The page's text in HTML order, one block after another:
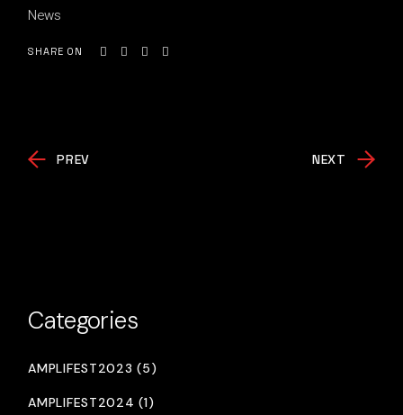
News
SHARE ON
PREV NEXT
Categories
AMPLIFEST2023 (5)
AMPLIFEST2024 (1)